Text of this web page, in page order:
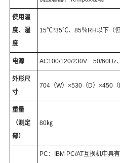
使用温
度、湿
度
15℃?35℃、85％ RH 以下 （
电源 AC100/120/230V 50/60Hz
外形尺
寸
704（W）×530（D）×450
重量
（测定
部）
80㎏
PC ： IBM PC/AT互换机中具